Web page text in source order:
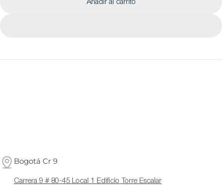
Añadir al carrito
Bogotá Cr 9
Carrera 9 # 80-45 Local 1 Edificio Torre Escalar